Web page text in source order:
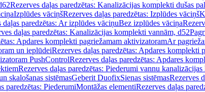
Rezerves daļas paredzētas: Kanalizācijas komplekti dušas
Izplūdes vāciņšRezerves daļas paredzētas: Izplūdes vāciņš
daļas paredzētas: Ar izplūdes vāciņuBez izplūdes vāciņa
daļas paredzētas: Kanalizācijas komplekti vannām, d52
Apdares komplekti pagriežamam aktivizatoramAr
un ieplūdeiRezerves daļas paredzētas: Apdares
PushControlRezerves daļas paredzētas: Apdares
Rezerves daļas paredzētas: Piederumi vannu
skalošanas sistēmasGeberit DuofixSienas sistēmasRezerves
paredzētas: PiederumiMontāžas elementiRezerves daļas